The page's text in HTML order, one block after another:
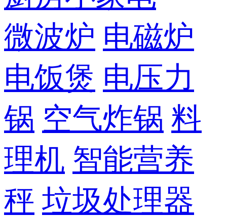
微波炉 电磁炉
电饭煲 电压力
锅 空气炸锅 料
理机 智能营养
秤 垃圾处理器